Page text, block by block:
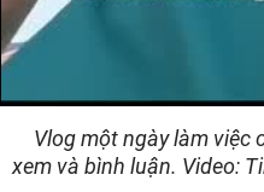
Vlog một ngày làm việc
xem và bình luận. Video: